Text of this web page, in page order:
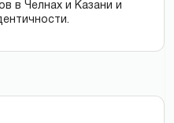
в Челнах и Казани и